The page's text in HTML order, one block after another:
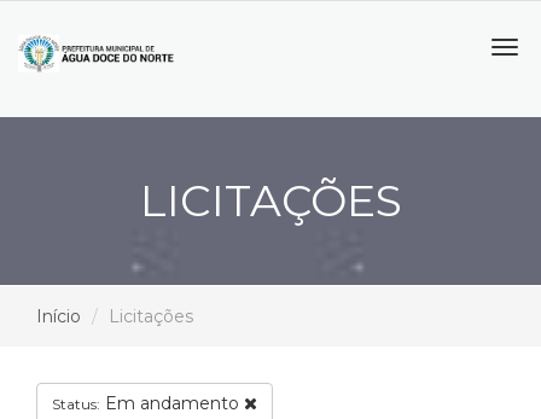
LICITAÇÕES
Início Licitações
Status: Em andamento